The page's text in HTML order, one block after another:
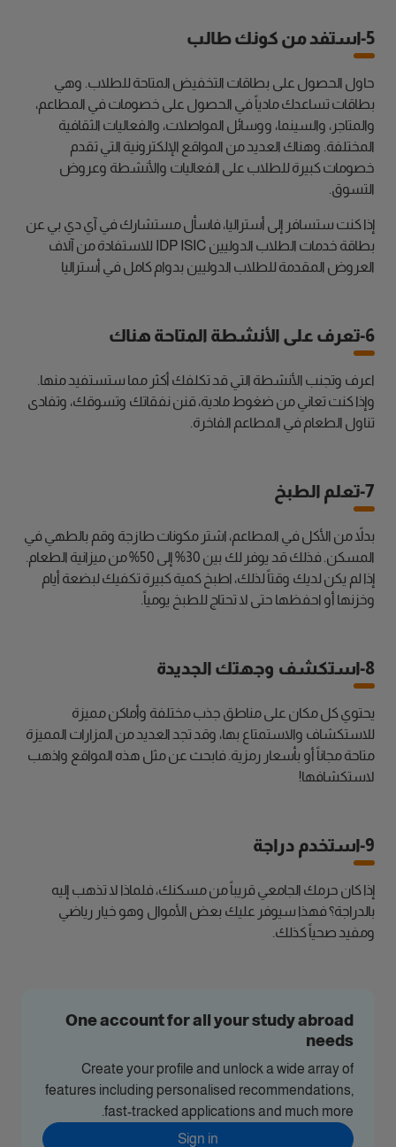
5-استفد من كونك طالب
حاول الحصول على بطاقات التخفيض المتاحة للطلاب. وهي
بطاقات تساعدك مادياً في الحصول على خصومات في المطاعم،
والمتاجر، والسينما، ووسائل المواصلات، والفعاليات الثقافية
المختلفة. وهناك العديد من المواقع الإلكترونية التي تقدم
خصومات كبيرة للطلاب على الفعاليات والأنشطة وعروض
التسوق.
إذا كنت ستسافر إلى أستراليا، فاسأل مستشارك في آي دي بي عن
بطاقة خدمات الطلاب الدوليين IDP ISIC للاستفادة من آلاف
العروض المقدمة للطلاب الدوليين بدوام كامل في أستراليا
6-تعرف على الأنشطة المتاحة هناك
اعرف وتجنب الأنشطة التي قد تكلفك أكثر مما ستستفيد منها.
وإذا كنت تعاني من ضغوط مادية، قنن نفقاتك وتسوقك، وتفادى
تناول الطعام في المطاعم الفاخرة.
7-تعلم الطبخ
بدلاً من الأكل في المطاعم، اشتر مكونات طازجة وقم بالطهي في
المسكن. فذلك قد يوفر لك بين 30% إلى 50% من ميزانية الطعام.
إذا لم يكن لديك وقتاً لذلك، اطبخ كمية كبيرة تكفيك لبضعة أيام
وخزنها أو احفظها حتى لا تحتاج للطبخ يومياً.
8-استكشف وجهتك الجديدة
يحتوي كل مكان على مناطق جذب مختلفة وأماكن مميزة
للاستكشاف والاستمتاع بها، وقد تجد العديد من المزارات المميزة
متاحة مجاناً أو بأسعار رمزية. فابحث عن مثل هذه المواقع واذهب
لاستكشافها!
9-استخدم دراجة
إذا كان حرمك الجامعي قريباً من مسكنك، فلماذا لا تذهب إليه
بالدراجة؟ فهذا سيوفر عليك بعض الأموال وهو خيار رياضي
ومفيد صحياً كذلك.
One account for all your study abroad
needs
Create your profile and unlock a wide array of
features including personalised recommendations,
fast-tracked applications and much more.
Sign in